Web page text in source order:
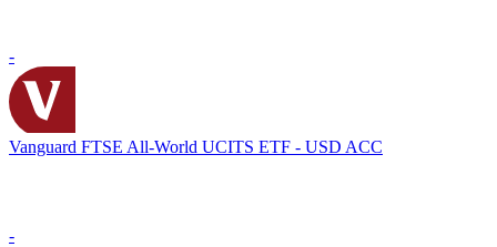
-
Vanguard FTSE All-World UCITS ETF - USD ACC
-